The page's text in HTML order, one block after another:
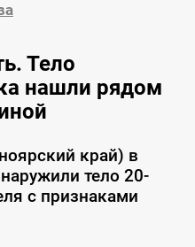
Тело
нашли рядом
край) в
тело 20-
с признаками